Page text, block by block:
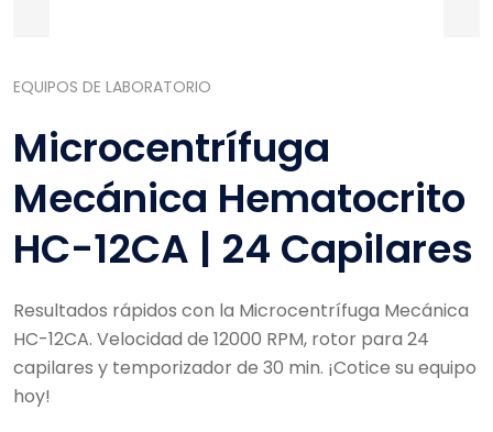
EQUIPOS DE LABORATORIO
Microcentrífuga
Mecánica Hematocrito
HC-12CA | 24 Capilares
Resultados rápidos con la Microcentrífuga Mecánica
HC-12CA. Velocidad de 12000 RPM, rotor para 24
capilares y temporizador de 30 min. ¡Cotice su equipo
hoy!